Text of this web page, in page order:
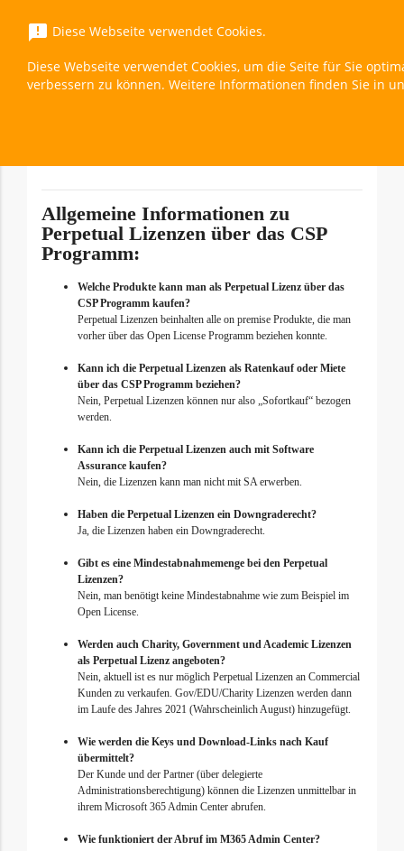
menu
Exchange Server Enterprise 2019 Device CAL
Allgemeine Informationen zu
Perpetual Lizenzen über das CSP
Programm:
Welche Produkte kann man als Perpetual Lizenz über das
CSP Programm kaufen?
Perpetual Lizenzen beinhalten alle on premise Produkte, die man
vorher über das Open License Programm beziehen konnte.
Kann ich die Perpetual Lizenzen als Ratenkauf oder Miete
über das CSP Programm beziehen?
Nein, Perpetual Lizenzen können nur also „Sofortkauf“ bezogen
werden.
Kann ich die Perpetual Lizenzen auch mit Software
Assurance kaufen?
Nein, die Lizenzen kann man nicht mit SA erwerben.
Haben die Perpetual Lizenzen ein Downgraderecht?
Ja, die Lizenzen haben ein Downgraderecht.
Gibt es eine Mindestabnahmemenge bei den Perpetual
Lizenzen?
Nein, man benötigt keine Mindestabnahme wie zum Beispiel im
Open License.
Werden auch Charity, Government und Academic Lizenzen
als Perpetual Lizenz angeboten?
Nein, aktuell ist es nur möglich Perpetual Lizenzen an Commercial
Kunden zu verkaufen. Gov/EDU/Charity Lizenzen werden dann
im Laufe des Jahres 2021 (Wahrscheinlich August) hinzugefügt.
Wie werden die Keys und Download-Links nach Kauf
übermittelt?
Der Kunde und der Partner (über delegierte
Administrationsberechtigung) können die Lizenzen unmittelbar in
ihrem Microsoft 365 Admin Center abrufen.
Wie funktioniert der Abruf im M365 Admin Center?
announcement Diese Webseite verwendet Cookies.
Diese Webseite verwendet Cookies, um die Seite für Sie
verbessern zu können. Weitere Informationen finden Sie in